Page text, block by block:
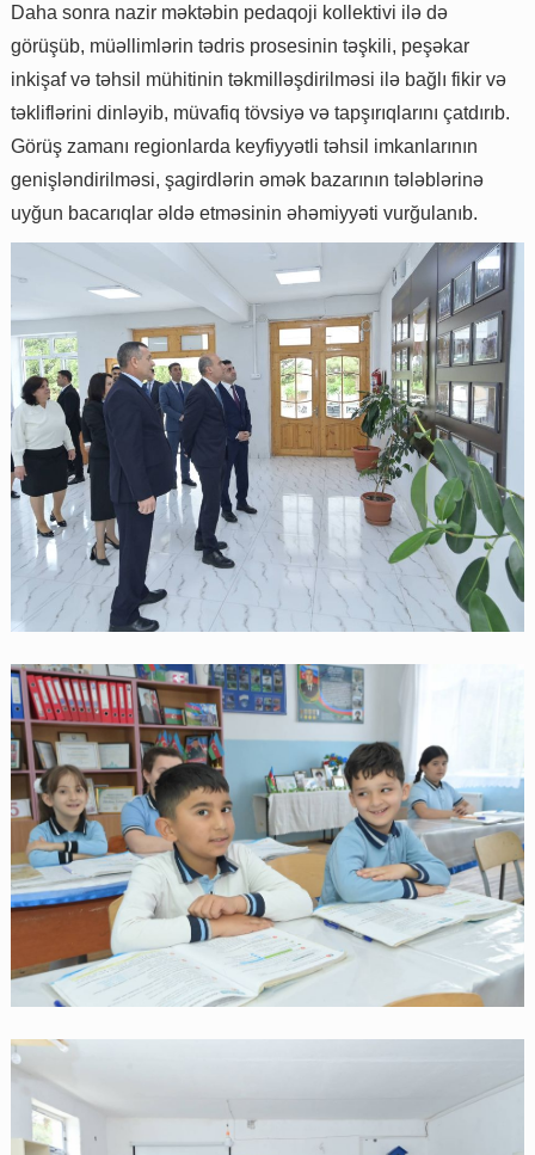
Daha sonra nazir məktəbin pedaqoji kollektivi ilə də
görüşüb, müəllimlərin tədris prosesinin təşkili, peşəkar
inkişaf və təhsil mühitinin təkmilləşdirilməsi ilə bağlı fikir və
təkliflərini dinləyib, müvafiq tövsiyə və tapşırıqlarını çatdırıb.
Görüş zamanı regionlarda keyfiyyətli təhsil imkanlarının
genişləndirilməsi, şagirdlərin əmək bazarının tələblərinə
uyğun bacarıqlar əldə etməsinin əhəmiyyəti vurğulanıb.